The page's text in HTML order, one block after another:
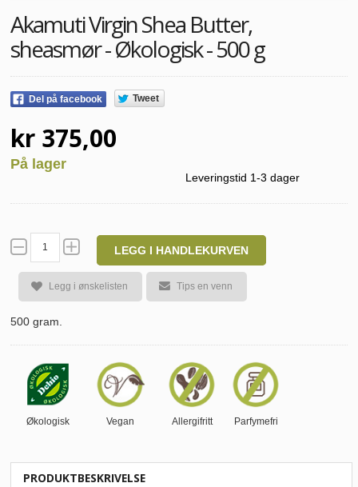
Akamuti Virgin Shea Butter,
sheasmør - Økologisk - 500 g
Del på facebook Tweet
kr 375,00
På lager
Leveringstid 1-3 dager
LEGG I HANDLEKURVEN
Legg i ønskelisten Tips en venn
500 gram.
Økologisk Vegan Allergifritt Parfymefri
PRODUKTBESKRIVELSE